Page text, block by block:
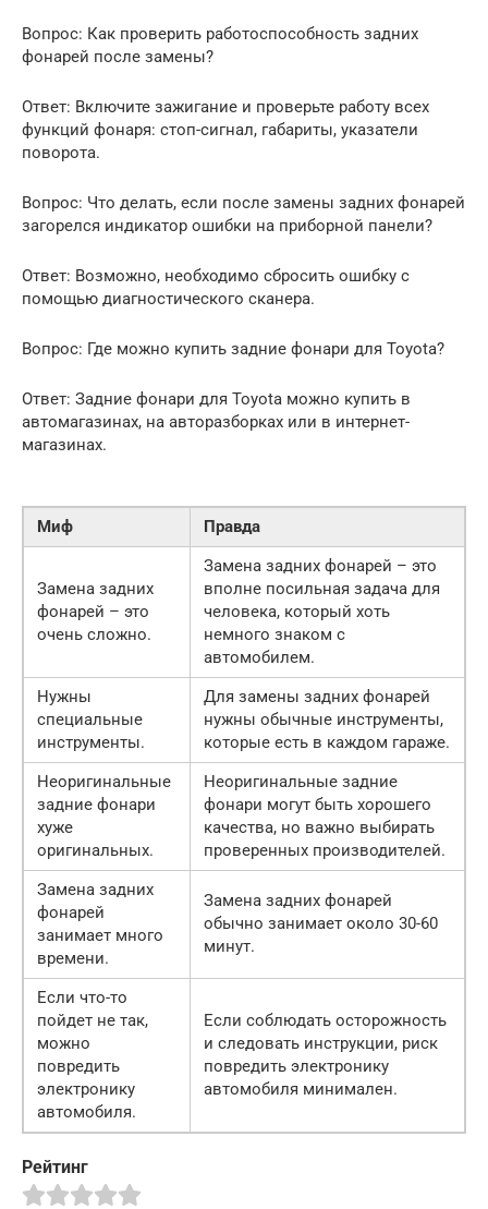
Вопрос: Как проверить работоспособность задних
фонарей после замены?
Ответ: Включите зажигание и проверьте работу всех
функций фонаря: стоп-сигнал, габариты, указатели
поворота.
Вопрос: Что делать, если после замены задних фонарей
загорелся индикатор ошибки на приборной панели?
Ответ: Возможно, необходимо сбросить ошибку с
помощью диагностического сканера.
Вопрос: Где можно купить задние фонари для Toyota?
Ответ: Задние фонари для Toyota можно купить в
автомагазинах, на авторазборках или в интернет-
магазинах.
Миф Правда
Замена задних
фонарей – это
очень сложно.
Замена задних фонарей – это
вполне посильная задача для
человека, который хоть
немного знаком с
автомобилем.
Нужны
специальные
инструменты.
Для замены задних фонарей
нужны обычные инструменты,
которые есть в каждом гараже.
Неоригинальные
задние фонари
хуже
оригинальных.
Неоригинальные задние
фонари могут быть хорошего
качества, но важно выбирать
проверенных производителей.
Замена задних
фонарей
занимает много
времени.
Замена задних фонарей
обычно занимает около 30-60
минут.
Если что-то
пойдет не так,
можно
повредить
электронику
автомобиля.
Если соблюдать осторожность
и следовать инструкции, риск
повредить электронику
автомобиля минимален.
Рейтинг